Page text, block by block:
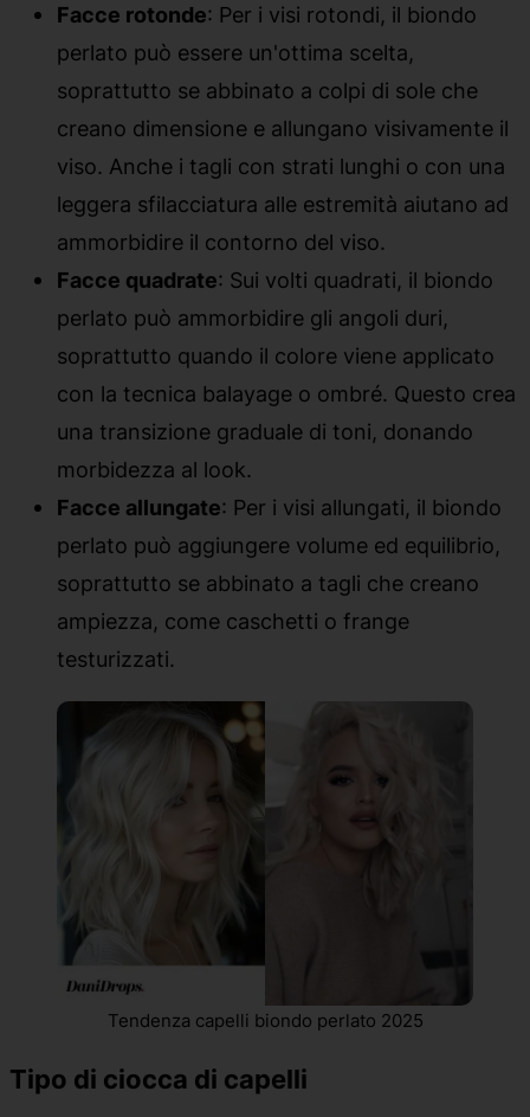
Facce rotonde: Per i visi rotondi, il biondo
perlato può essere un'ottima scelta,
soprattutto se abbinato a colpi di sole che
creano dimensione e allungano visivamente il
viso. Anche i tagli con strati lunghi o con una
leggera sfilacciatura alle estremità aiutano ad
ammorbidire il contorno del viso.
Facce quadrate: Sui volti quadrati, il biondo
perlato può ammorbidire gli angoli duri,
soprattutto quando il colore viene applicato
con la tecnica balayage o ombré. Questo crea
una transizione graduale di toni, donando
morbidezza al look.
Facce allungate: Per i visi allungati, il biondo
perlato può aggiungere volume ed equilibrio,
soprattutto se abbinato a tagli che creano
ampiezza, come caschetti o frange
testurizzati.
Tendenza capelli biondo perlato 2025
Tipo di ciocca di capelli